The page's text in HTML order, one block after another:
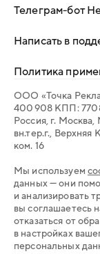
Телеграм-бот
Написать в
Политика
ООО «Точка
400 908 КПП: 770
Россия, г.
вн.тер.г., Верхняя
ком. 16
Мы используем
данных — они
и анализировать
вы соглашаетесь
отказаться от
в настройках
персональных